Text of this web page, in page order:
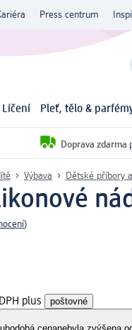
Press centrum
Líčení Pleť, tělo &
Doprava zdarma
Výbava Dětské příbory
)
plus poštovné